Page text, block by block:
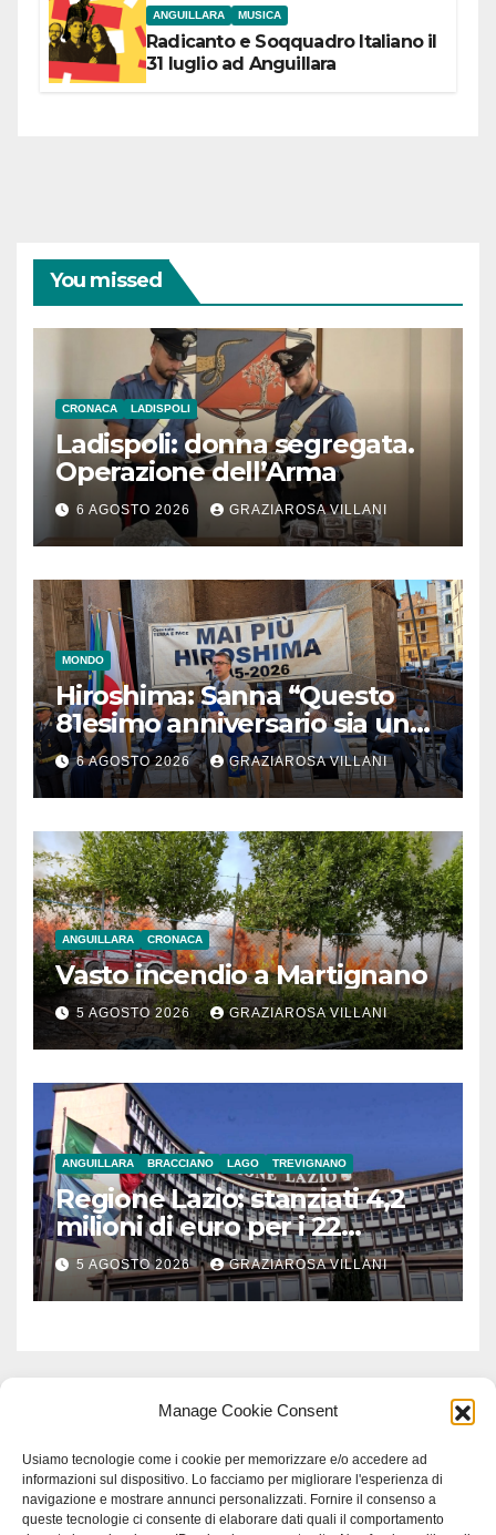
Manage Cookie Consent
Usiamo tecnologie come i cookie per memorizzare e/o accedere ad
informazioni sul dispositivo. Lo facciamo per migliorare l'esperienza di
navigazione e mostrare annunci personalizzati. Fornire il consenso a
queste tecnologie ci consente di elaborare dati quali il comportamento
ANGUILLARA MUSICA
Radicanto e Soqquadro Italiano il
31 luglio ad Anguillara
You missed
CRONACA LADISPOLI
Ladispoli: donna segregata.
Operazione dell’Arma
6 AGOSTO 2026 GRAZIAROSA VILLANI
MONDO
Hiroshima: Sanna “Questo
81esimo anniversario sia un
monito per tutti”
6 AGOSTO 2026 GRAZIAROSA VILLANI
ANGUILLARA CRONACA
Vasto incendio a Martignano
5 AGOSTO 2026 GRAZIAROSA VILLANI
ANGUILLARA BRACCIANO LAGO TREVIGNANO
Regione Lazio: stanziati 4,2
milioni di euro per i 22
Comuni dell’Etruria
Meridionale
5 AGOSTO 2026 GRAZIAROSA VILLANI